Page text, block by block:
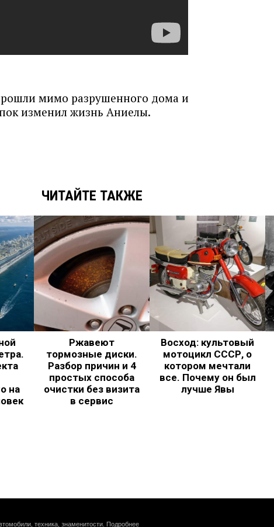
мимо разрушенного дома и
изменил жизнь Аниелы.
ЧИТАЙТЕ ТАКЖЕ
на
Ржавеют
тормозные диски.
Разбор причин и 4
простых способа
очистки без визита
в сервис
Восход: культовый
мотоцикл СССР, о
котором мечтали
все. Почему он был
лучше Явы
техника, знаменитости. Подробнее